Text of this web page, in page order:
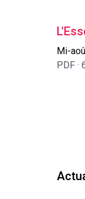
Mi-
PDF ·